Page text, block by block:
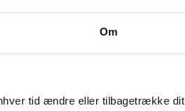
Om
tid ændre eller tilbagetrække dit